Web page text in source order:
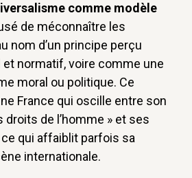
comme modèle
de méconnaître les
nom d’un principe perçu
normatif, voire comme une
moral ou politique. Ce
France qui oscille entre son
droits de l’homme » et ses
qui affaiblit parfois sa
internationale.